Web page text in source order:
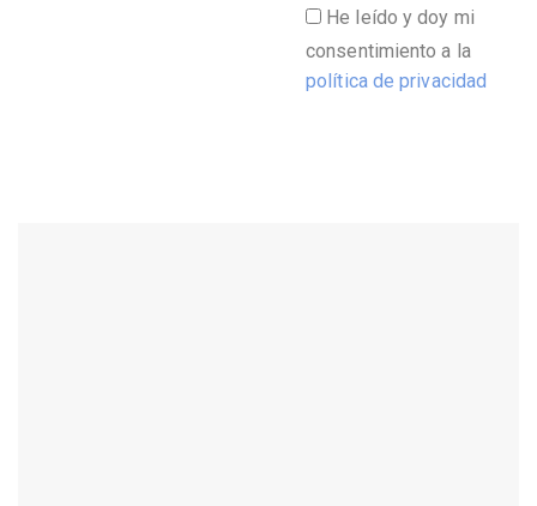
He leído y doy mi
consentimiento a la
política de privacidad